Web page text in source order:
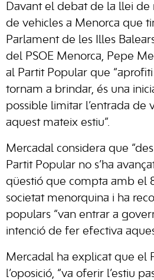
Davant el debat de la llei de
de vehicles a Menorca que
Parlament de les Illes
del PSOE Menorca, Pepe
al Partit Popular que
tornam a brindar, és una
possible limitar l’entrada de
aquest mateix estiu”.
Mercadal considera que
Partit Popular no s’ha
qüestió que compta amb el
societat menorquina i ha
populars “van entrar a
intenció de fer efectiva
Mercadal ha explicat que el
l’oposició, “va oferir l’estiu